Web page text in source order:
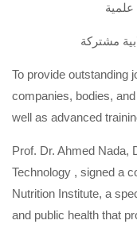
مشتركة
To provide outstanding
companies, bodies,
well as advanced
Prof. Dr. Ahmed Nada,
Technology , signed a
Nutrition Institute, a
and public health that